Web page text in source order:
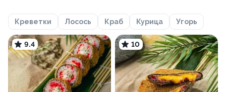
Креветки Лосось Краб Курица Угорь
9.4 10